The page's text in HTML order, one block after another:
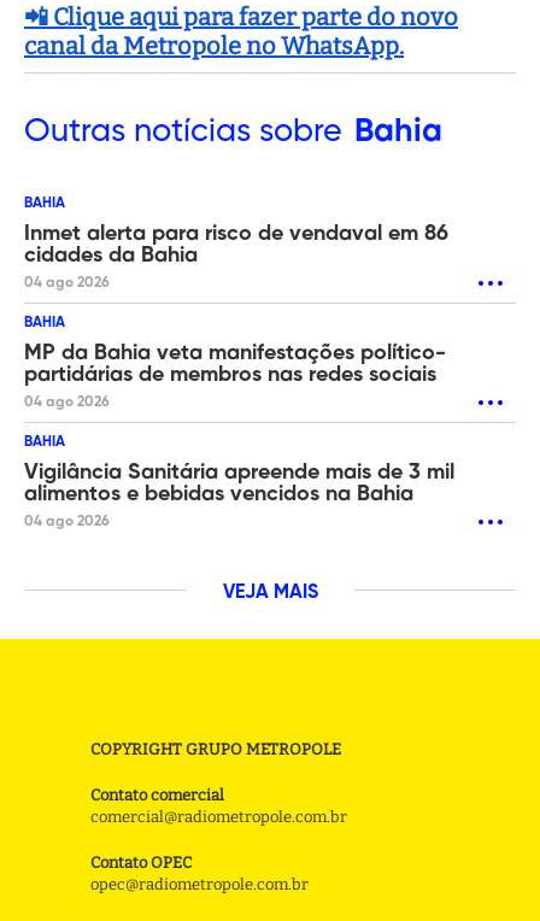
📲 Clique aqui para fazer parte do novo
canal da Metropole no WhatsApp.
Outras notícias sobre Bahia
BAHIA
Inmet alerta para risco de vendaval em 86
cidades da Bahia
04 ago 2026
BAHIA
MP da Bahia veta manifestações político-
partidárias de membros nas redes sociais
04 ago 2026
BAHIA
Vigilância Sanitária apreende mais de 3 mil
alimentos e bebidas vencidos na Bahia
04 ago 2026
VEJA MAIS
COPYRIGHT GRUPO METROPOLE
Contato comercial
comercial@radiometropole.com.br
Contato OPEC
opec@radiometropole.com.br